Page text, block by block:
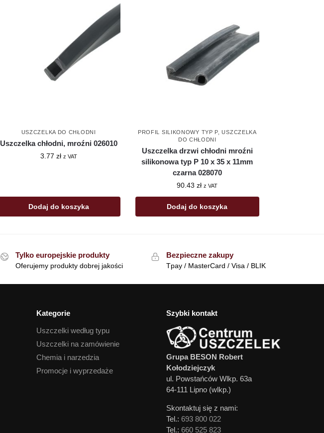
USZCZELKA DO CHŁODNI
Uszczelka chłodni, mroźni 026010
3.77 zł z VAT
Dodaj do koszyka
PROFIL SILIKONOWY TYP P ,USZCZELKA
DO CHŁODNI
Uszczelka drzwi chłodni mroźni
silikonowa typ P 10 x 35 x 11mm
czarna 028070
90.43zł z VAT
Dodaj do koszyka
Tylko europejskie produkty
Oferujemy produkty dobrej jakości
Bezpieczne zakupy
Tpay / MasterCard / Visa / BLIK
Kategorie
Uszczelki według typu
Uszczelki na zamówienie
Chemia i narzedzia
Promocje i wyprzedaże
Szybki kontakt
Grupa BESON Robert
Kołodziejczyk
ul. Powstańców Wlkp. 63a
64-111 Lipno (wlkp.)
Skontaktuj się z nami:
Tel.: 693 800 022
Tel.: 660 525 823